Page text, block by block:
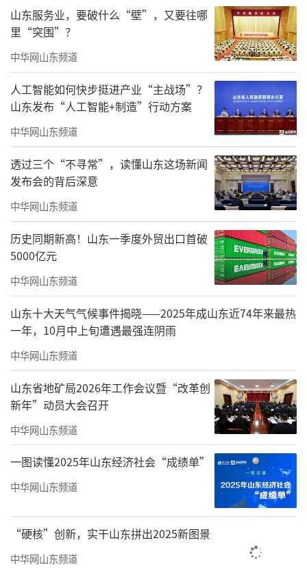
科技新鲜事儿
海尔智慧楼宇领衔制定首个磁气悬浮离心
机组国家标准发布
近日，海尔智慧楼宇领衔制定的首个GB/T
45477-2025《无油悬浮离心式冷水（热泵）机
山东服务业，要破什么“壁”，又要往哪
里“突围”？
中华网山东频道
人工智能如何快步挺进产业“主战场”？
山东发布“人工智能+制造”行动方案
中华网山东频道
透过三个“不寻常”，读懂山东这场新闻
发布会的背后深意
中华网山东频道
历史同期新高！山东一季度外贸出口首破
5000亿元
中华网山东频道
山东十大天气气候事件揭晓——2025年成山东近74年来最热
一年，10月中上旬遭遇最强连阴雨
中华网山东频道
山东省地矿局2026年工作会议暨“改革创
新年”动员大会召开
中华网山东频道
一图读懂2025年山东经济社会“成绩单”
中华网山东频道
“硬核”创新，实干山东拼出2025新图景
中华网山东频道